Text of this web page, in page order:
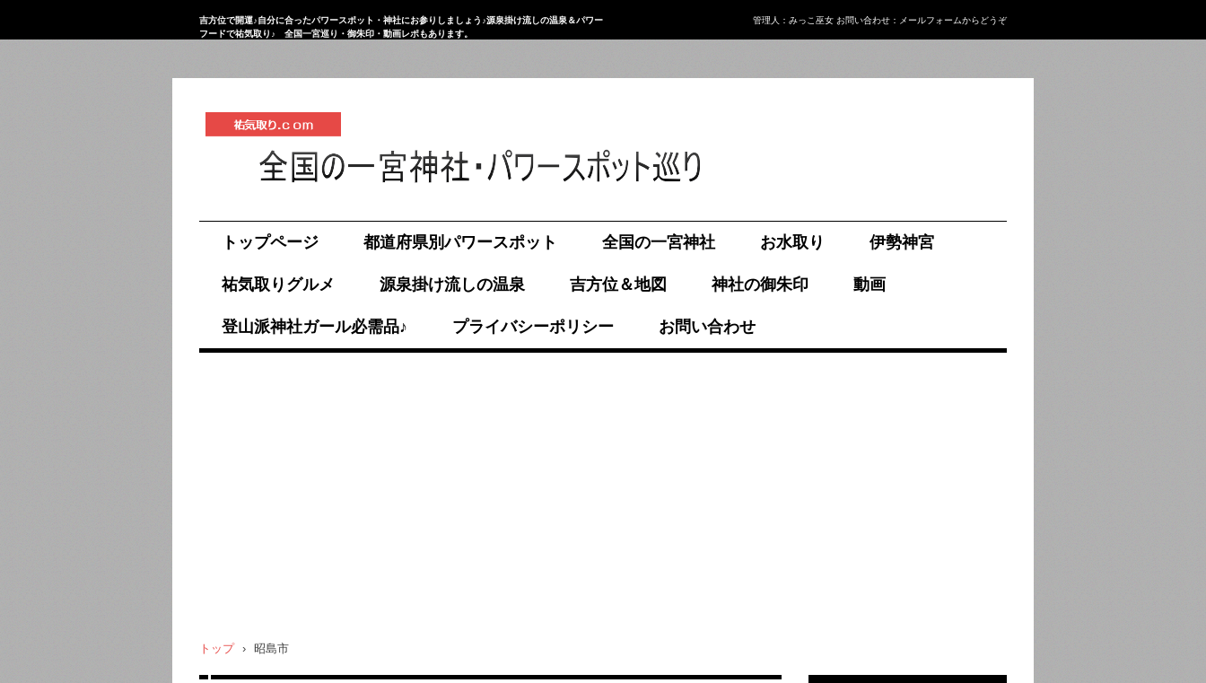
吉方位で開運♪自分に合ったパワースポット・神社にお参りしましょう♪源泉掛け流しの温泉＆パワー
フードで祐気取り♪ 全国一宮巡り・御朱印・動画レポもあります。
管理人：みっこ巫女 お問い合わせ： メールフォームからどうぞ
トップページ 都道府県別パワースポット 全国の一宮神社 お水取り 伊勢神宮
祐気取りグルメ 源泉掛け流しの温泉 吉方位＆地図 神社の御朱印 動画
登山派神社ガール必需品♪ プライバシーポリシー お問い合わせ
トップ › 昭島市